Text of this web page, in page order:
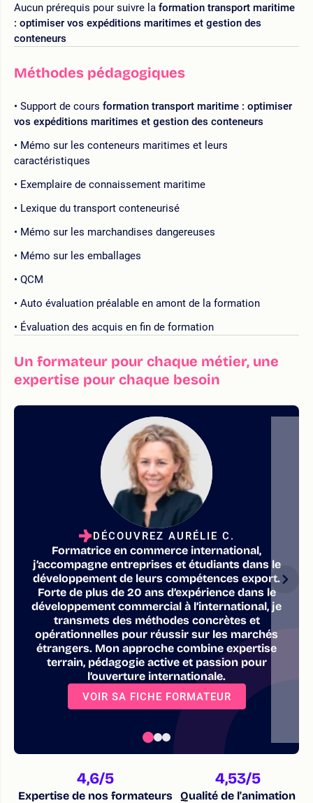
Aucun prérequis pour suivre la formation transport maritime
: optimiser vos expéditions maritimes et gestion des
conteneurs
Méthodes pédagogiques
Support de cours formation transport maritime : optimiser
vos expéditions maritimes et gestion des conteneurs
Mémo sur les conteneurs maritimes et leurs
caractéristiques
Exemplaire de connaissement maritime
Lexique du transport conteneurisé
Mémo sur les marchandises dangereuses
Mémo sur les emballages
QCM
Auto évaluation préalable en amont de la formation
Évaluation des acquis en fin de formation
Un formateur pour chaque métier, une
expertise pour chaque besoin
DÉCOUVREZ AURÉLIE C.
Formatrice en commerce international,
j’accompagne entreprises et étudiants dans le
développement de leurs compétences export.
Forte de plus de 20 ans d’expérience dans le
développement commercial à l’international, je
transmets des méthodes concrètes et
opérationnelles pour réussir sur les marchés
étrangers. Mon approche combine expertise
terrain, pédagogie active et passion pour
l’ouverture internationale.
VOIR SA FICHE FORMATEUR
4,6/5
Expertise de nos formateurs
4,53/5
Qualité de l'animation